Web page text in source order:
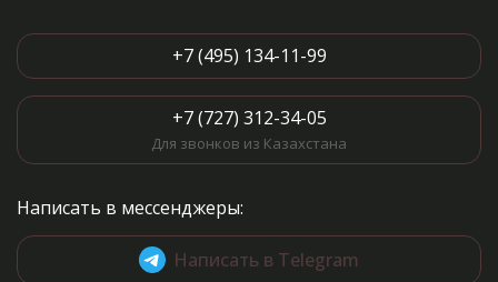
+7 (495) 134-11-99
+7 (727) 312-34-05
Для звонков из Казахстана
Написать в мессенджеры:
Написать в Telegram